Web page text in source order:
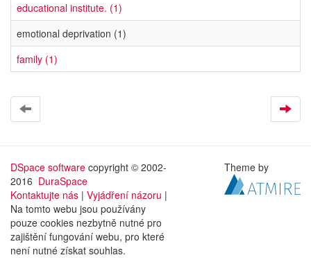
educational institute. (1)
emotional deprivation (1)
family (1)
DSpace software copyright © 2002-
2016 DuraSpace
Kontaktujte nás | Vyjádření názoru |
Na tomto webu jsou používány
pouze cookies nezbytně nutné pro
zajištění fungování webu, pro které
není nutné získat souhlas.
Theme by